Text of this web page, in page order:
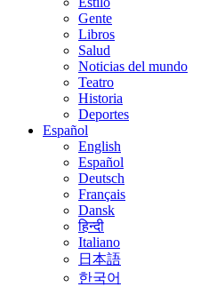
Gente
Libros
Salud
Noticias del mundo
Teatro
Historia
Deportes
Español
English
Español
Deutsch
Français
Dansk
हिन्दी
Italiano
日本語
한국어